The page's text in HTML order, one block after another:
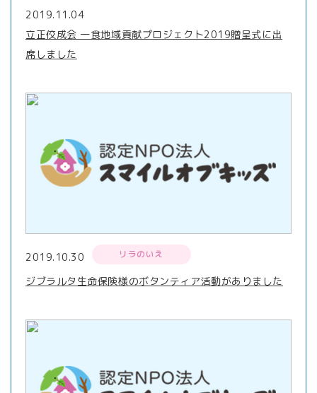
2019.11.04
立正佼成会 一食地域貢献プロジェクト2019贈呈式に出
席しました
2019.10.30 リラのいえ
ジブラルタ生命保険様のボタンティア活動がありました